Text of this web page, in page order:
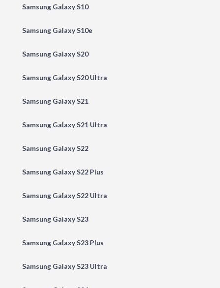
Samsung Galaxy S10
Samsung Galaxy S10e
Samsung Galaxy S20
Samsung Galaxy S20 Ultra
Samsung Galaxy S21
Samsung Galaxy S21 Ultra
Samsung Galaxy S22
Samsung Galaxy S22 Plus
Samsung Galaxy S22 Ultra
Samsung Galaxy S23
Samsung Galaxy S23 Plus
Samsung Galaxy S23 Ultra